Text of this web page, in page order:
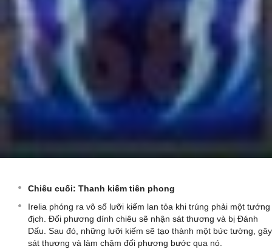
Chiêu cuối: Thanh kiếm tiên phong
Irelia phóng ra vô số lưỡi kiếm lan tỏa khi trúng phải một tướng
địch. Đối phương dính chiêu sẽ nhận sát thương và bị Đánh
Dấu. Sau đó, những lưỡi kiếm sẽ tạo thành một bức tường, gây
sát thương và làm chậm đối phương bước qua nó.